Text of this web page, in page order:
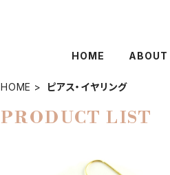
HOME ABOUT
HOME ピアス・イヤリング
PRODUCT LIST